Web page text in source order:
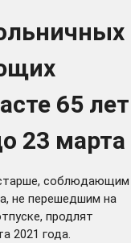
65 лет
23 марта
соблюдающим
не перешедшим на
продлят
2021 года.